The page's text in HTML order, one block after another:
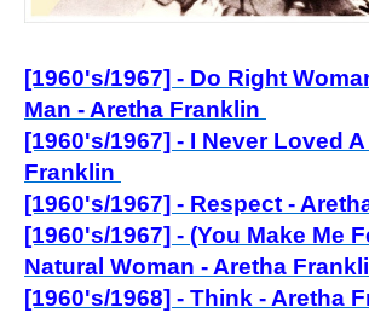
[1960's/1967] - Do Right
Man - Aretha Franklin
[1960's/1967] - I Never Loved
Franklin
[1960's/1967] - Respect -
[1960's/1967] - (You Make Me
Natural Woman - Aretha
[1960's/1968] - Think - Aretha